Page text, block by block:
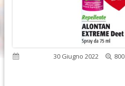
Pubblicato30 Giugno 2022